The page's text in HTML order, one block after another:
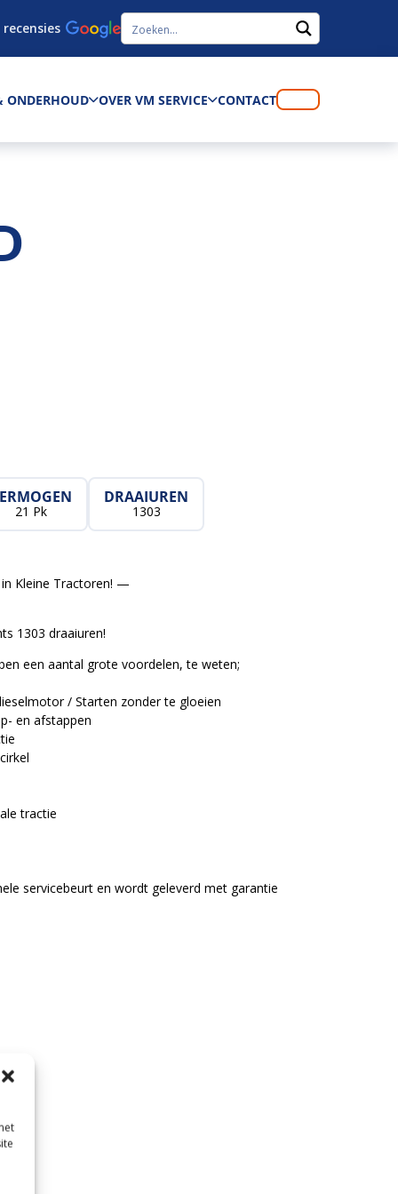
recensies
ONDERHOUD OVER VM SERVICE CONTACT
21 Pk
DRAAIUREN
1303
Kleine Tractoren! —
1303 draaiuren!
een aantal grote voordelen, te weten;
/ Starten zonder te gloeien
en afstappen
tractie
servicebeurt en wordt geleverd met garantie